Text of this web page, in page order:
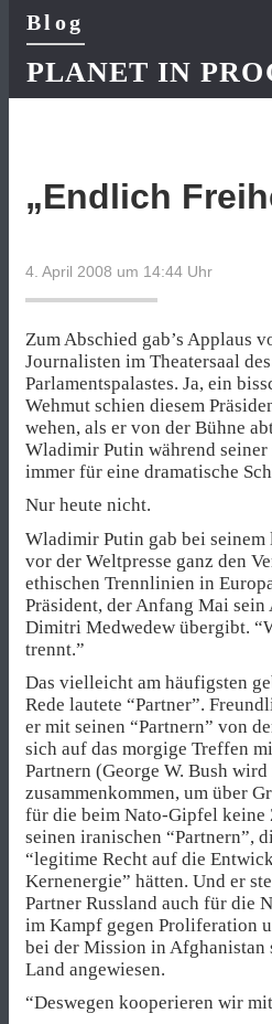
Blog
PLANET IN
„Endlich
4. April 2008 um 14:44 Uhr
Zum Abschied gab’s Applaus
Journalisten im Theatersaal
Parlamentspalastes. Ja, ein
Wehmut schien diesem
wehen, als er von der Bühne
Wladimir Putin während
immer für eine dramatische
Nur heute nicht.
Wladimir Putin gab bei
vor der Weltpresse ganz den
ethischen Trennlinien in
Präsident, der Anfang Mai
Dimitri Medwedew übergibt.
trennt.”
Das vielleicht am häufigsten
Rede lautete “Partner”.
er mit seinen “Partnern” von
sich auf das morgige Treffen
Partnern (George W. Bush
zusammenkommen, um über
für die beim Nato-Gipfel keine
seinen iranischen “Partnern”,
“legitime Recht auf die
Kernenergie” hätten. Und er
Partner Russland auch für die
im Kampf gegen Proliferation
bei der Mission in Afghanistan
Land angewiesen.
“Deswegen kooperieren wir